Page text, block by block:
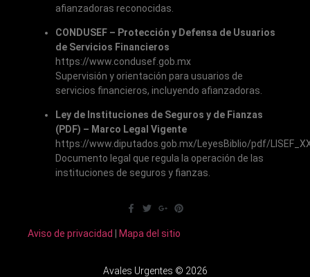
afianzadoras reconocidas.
CONDUSEF – Protección y Defensa de Usuarios
de Servicios Financieros
https://www.condusef.gob.mx
Supervisión y orientación para usuarios de
servicios financieros, incluyendo afianzadoras.
Ley de Instituciones de Seguros y de Fianzas
(PDF) – Marco Legal Vigente
https://www.diputados.gob.mx/LeyesBiblio/pdf/
Documento legal que regula la operación de las
instituciones de seguros y fianzas.
Aviso de privacidad Mapa del sitio
Avales Urgentes © 2026